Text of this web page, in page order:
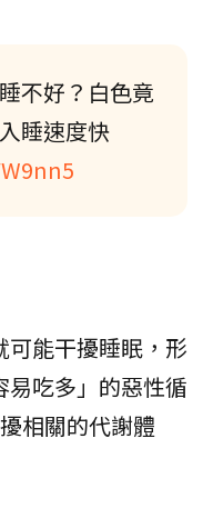
不好？白色竟
睡速度快
能干擾睡眠，形
吃多」的惡性循
相關的代謝體